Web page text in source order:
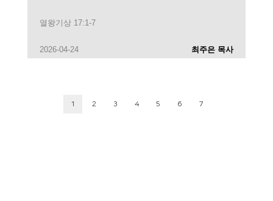
열왕기상 17:1-7
2026-04-24 최주은 목사
1 2 3 4 5 6 7